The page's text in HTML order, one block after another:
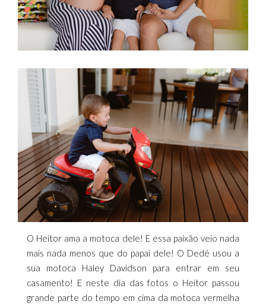
O Heitor ama a motoca dele! E essa paixão veio nada
mais nada menos que do papai dele! O Dedé usou a
sua motoca Haley Davidson para entrar em seu
casamento! E neste dia das fotos o Heitor passou
grande parte do tempo em cima da motoca vermelha